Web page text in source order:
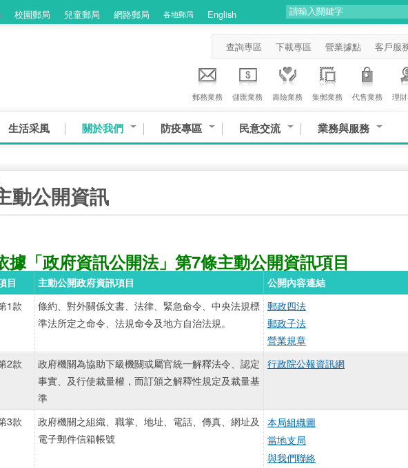
校園郵局 兒童郵局 網路郵局 各地郵局 English
查詢專區 下載專區 營業據點 客戶服
郵務業務 儲匯業務 壽險業務 集郵業務 代售業務 理
生活采風 關於我們 防疫專區 民意交流 業務與服務
動公開資訊
據「政府資訊公開法」第7條主動公開資訊項目
目 主動公開政府資訊項目
公開內容連結
1款
條約、對外關係文書、法律、緊急命令、中央法規標
準法所定之命令、法規命令及地方自治法規。
郵政四法
郵政子法
營業規章
2款
政府機關為協助下級機關或屬官統一解釋法令、認定
事實、及行使裁量權，而訂頒之解釋性規定及裁量基
準
行政院公報資訊網
3款
政府機關之組織、職掌、地址、電話、傳真、網址及
電子郵件信箱帳號
本局組織圖
當地支局
與我們聯絡